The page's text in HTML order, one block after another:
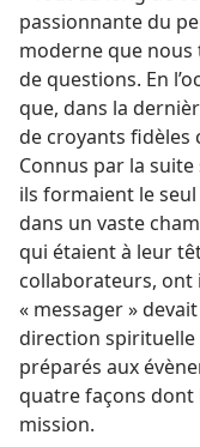
passionnante du
moderne que
de questions. En
que, dans la
de croyants fidèles
Connus par la suite
ils formaient le
dans un vaste
qui étaient à leur
collaborateurs, ont
« messager »
direction spirituelle
préparés aux
quatre façons dont
mission.